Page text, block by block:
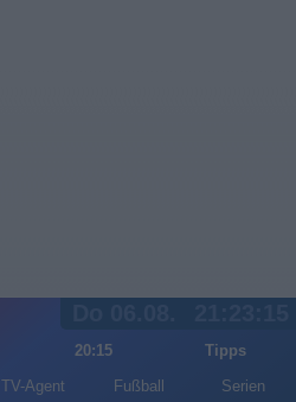
20:15
Tipps
TV-Agent Fußball Serien